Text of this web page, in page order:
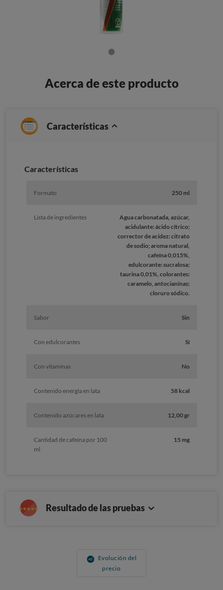
Acerca de este producto
Características
Caracterí­sticas
Formato 250 ml
Lista de ingredientes
Agua carbonatada, azúcar,
acidulante: ácido cítrico;
corrector de acidez: citrato
de sodio; aroma natural,
cafeína 0,015%,
edulcorante: sucralosa;
taurina 0,01%, colorantes:
caramelo, antocianinas;
cloruro sódico.
Sabor Sin
Con edulcorantes Sí
Con vitaminas No
Contenido energía en lata 58 kcal
Contenido azúcares en lata 12,00 gr
Cantidad de cafeína por 100
ml
15 mg
Resultado de las pruebas
Evolución del
precio